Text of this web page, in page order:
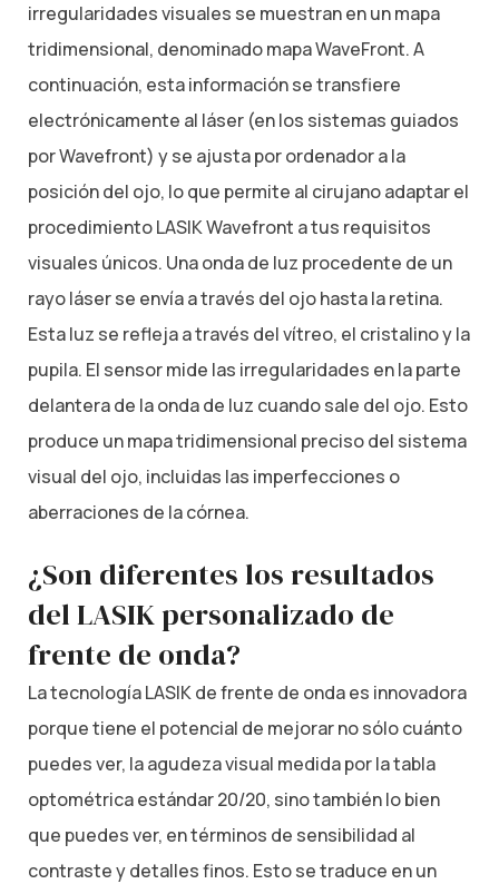
irregularidades visuales se muestran en un mapa
tridimensional, denominado mapa WaveFront. A
continuación, esta información se transfiere
electrónicamente al láser (en los sistemas guiados
por Wavefront) y se ajusta por ordenador a la
posición del ojo, lo que permite al cirujano adaptar el
procedimiento LASIK Wavefront a tus requisitos
visuales únicos. Una onda de luz procedente de un
rayo láser se envía a través del ojo hasta la retina.
Esta luz se refleja a través del vítreo, el cristalino y la
pupila. El sensor mide las irregularidades en la parte
delantera de la onda de luz cuando sale del ojo. Esto
produce un mapa tridimensional preciso del sistema
visual del ojo, incluidas las imperfecciones o
aberraciones de la córnea.
¿Son diferentes los resultados
del LASIK personalizado de
frente de onda?
La tecnología LASIK de frente de onda es innovadora
porque tiene el potencial de mejorar no sólo cuánto
puedes ver, la agudeza visual medida por la tabla
optométrica estándar 20/20, sino también lo bien
que puedes ver, en términos de sensibilidad al
contraste y detalles finos. Esto se traduce en un